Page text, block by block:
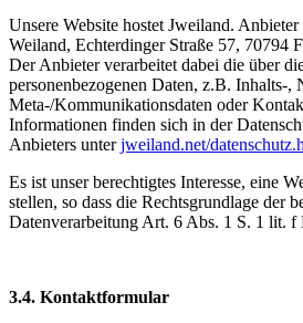
Unsere Website hostet Jweiland.
Weiland, Echterdinger Straße 57, 70794
Der Anbieter verarbeitet dabei die über
personenbezogenen Daten, z.B. Inhalts-,
Meta-/Kommunikationsdaten oder
Informationen finden sich in der
Anbieters unterjweiland.net/
Es ist unser berechtigtes Interesse, eine
stellen, so dass die Rechtsgrundlage der
Datenverarbeitung Art. 6 Abs. 1 S. 1 lit.
3.4. Kontaktformular